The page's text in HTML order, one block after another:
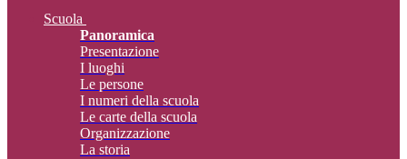
Scuola
Panoramica
Presentazione
I luoghi
Le persone
I numeri della scuola
Le carte della scuola
Organizzazione
La storia